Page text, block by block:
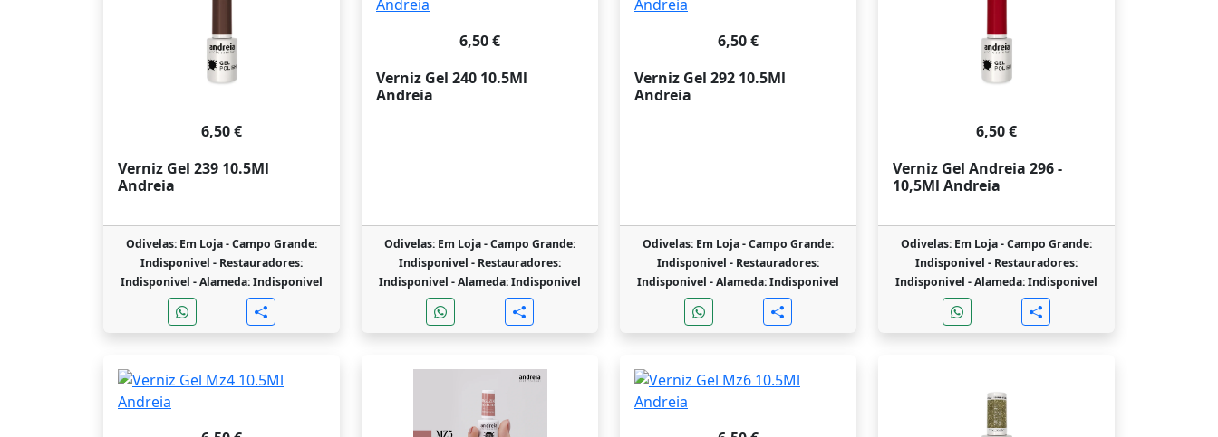
6,50 €
Verniz Gel 239 10.5Ml
Andreia
Odivelas: Em Loja -Campo Grande:
Indisponivel - Restauradores:
Indisponivel -Alameda: Indisponivel
6,50 €
Verniz Gel 240 10.5Ml
Andreia
Odivelas: Em Loja -Campo Grande:
Indisponivel - Restauradores:
Indisponivel -Alameda: Indisponivel
6,50 €
Verniz Gel 292 10.5Ml
Andreia
Odivelas: Em Loja -Campo Grande:
Indisponivel - Restauradores:
Indisponivel -Alameda: Indisponivel
6,50 €
Verniz Gel Andreia 296 -
10,5Ml Andreia
Odivelas: Em Loja -Campo Grande:
Indisponivel - Restauradores:
Indisponivel -Alameda: Indisponivel